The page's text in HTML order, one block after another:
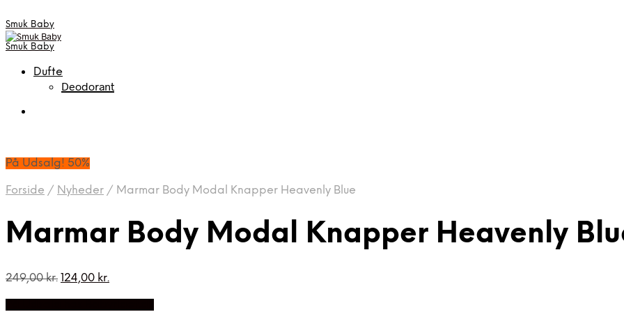
Smuk Baby
Smuk Baby
Dufte
Deodorant
På Udsalg! 50%
Forside / Nyheder / Marmar Body Modal Knapper Heavenly Blue
Marmar Body Modal Knapper Heavenly
249,00kr. Den
124,00 kr.